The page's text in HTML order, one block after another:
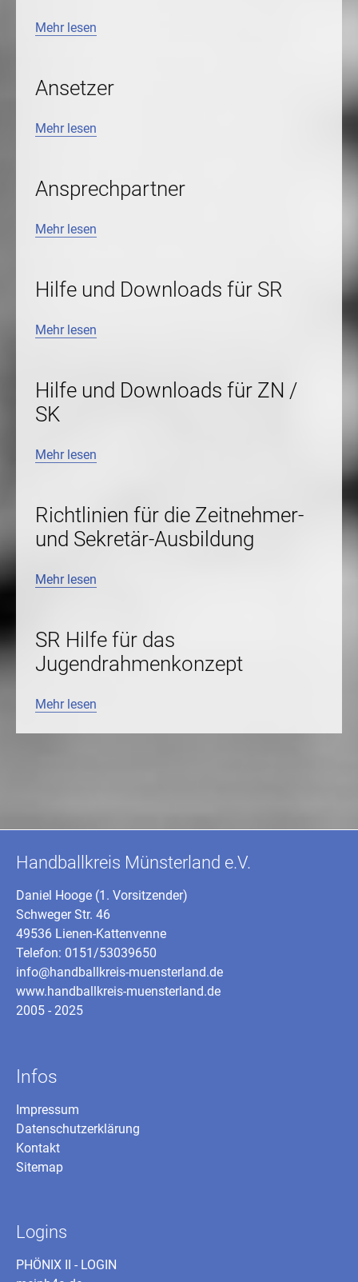
Mehr lesen
Ansetzer
Mehr lesen
Ansprechpartner
Mehr lesen
Hilfe und Downloads für SR
Mehr lesen
Hilfe und Downloads für ZN /
SK
Mehr lesen
Richtlinien für die Zeitnehmer-
und Sekretär-Ausbildung
Mehr lesen
SR Hilfe für das
Jugendrahmenkonzept
Mehr lesen
Handballkreis Münsterland e.V.
Daniel Hooge (1. Vorsitzender)
Schweger Str. 46
49536 Lienen-Kattenvenne
Telefon: 0151/53039650
info@handballkreis-muensterland.de
www.handballkreis-muensterland.de
2005 - 2025
Infos
Impressum
Datenschutzerklärung
Kontakt
Sitemap
Logins
PHÖNIX II - LOGIN